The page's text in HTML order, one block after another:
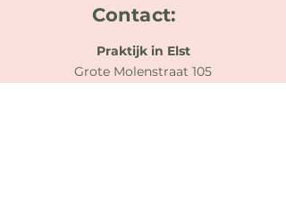
Contact:
Praktijk in Elst
Grote Molenstraat 105